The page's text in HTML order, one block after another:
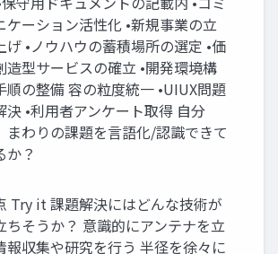
ケーション活性化 •新規事業の立
げ •ノウハウの蓄積場所の選定 •価
造型サービスの確立 •開発環境構
順の整備 容の粒度統一 •UIUX問題
決 •利用者アンケート取得 自分
まわりの課題を言語化/認識できて
か？
Try it 課題解決にはどんな技術が
ちそうか？ 意識的にアンテナを立
報収集や研究を行う 半径を徐々に